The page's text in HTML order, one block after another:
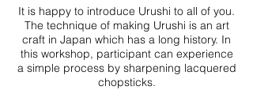
It is happy to introduce Urushi to all of you.
The technique of making Urushi is an art
craft in Japan which has a long history. In
this workshop, participant can experience
a simple process by sharpening lacquered
chopsticks.